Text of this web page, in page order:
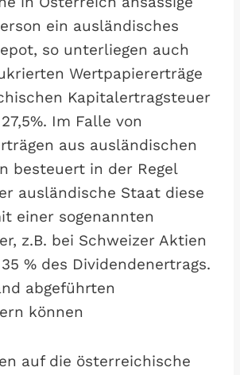
ein ausländisches
so unterliegen auch
Wertpapiererträge
Kapitalertragsteuer
Im Falle von
aus ausländischen
besteuert in der Regel
ausländische Staat diese
einer sogenannten
z.B. bei Schweizer Aktien
% des Dividendenertrags.
abgeführten
können
auf die österreichische